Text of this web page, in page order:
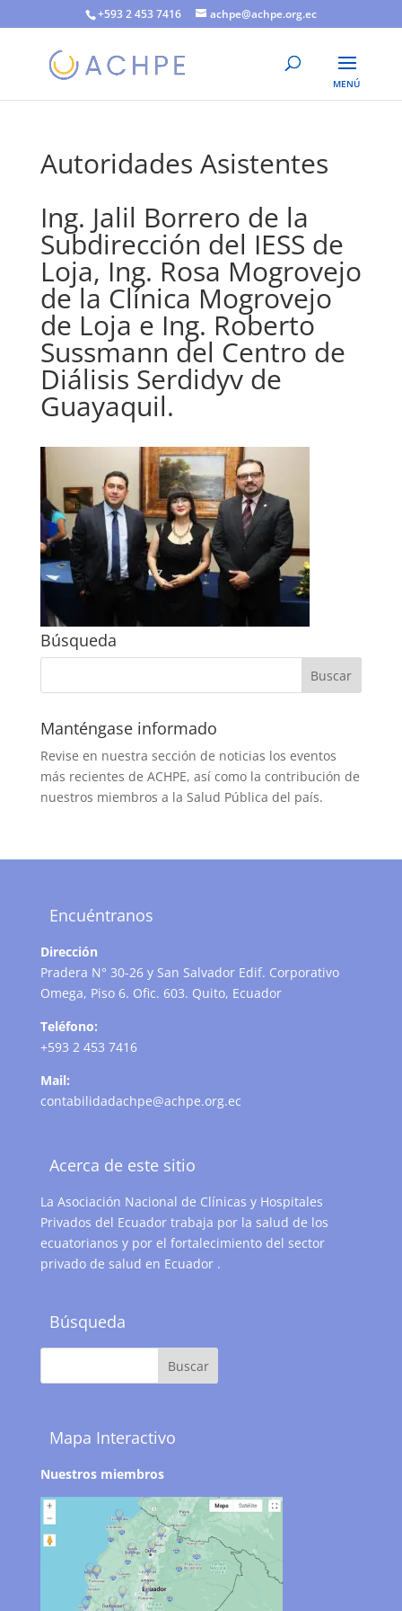
+593 2 453 7416 achpe@achpe.org.ec
Autoridades Asistentes
Ing. Jalil Borrero de la
Subdirección del IESS de
Loja, Ing. Rosa Mogrovejo
de la Clínica Mogrovejo
de Loja e Ing. Roberto
Sussmann del Centro de
Diálisis Serdidyv de
Guayaquil.
Búsqueda
Manténgase informado
Revise en nuestra sección de noticias los eventos
más recientes de ACHPE, así como la contribución de
nuestros miembros a la Salud Pública del país.
Encuéntranos
Dirección
Pradera N° 30-26 y San Salvador Edif. Corporativo
Omega, Piso 6. Ofic. 603. Quito, Ecuador
Teléfono:
+593 2 453 7416
Mail:
contabilidadachpe@achpe.org.ec
Acerca de este sitio
La Asociación Nacional de Clínicas y Hospitales
Privados del Ecuador trabaja por la salud de los
ecuatorianos y por el fortalecimiento del sector
privado de salud en Ecuador .
Búsqueda
Mapa Interactivo
Nuestros miembros